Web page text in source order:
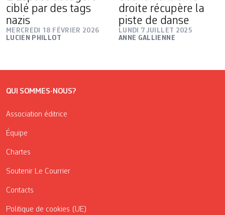
ciblé par des tags
nazis
MERCREDI 18 FÉVRIER 2026
LUCIEN PHILLOT
droite récupère la
piste de danse
LUNDI 7 JUILLET 2025
ANNE GALLIENNE
QUI SOMMES-NOUS?
Association éditrice
Équipe
Chartes
Soutenir Le Courrier
Contacts
Politique de cookies (UE)